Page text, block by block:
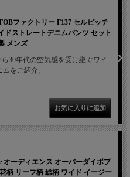
ファクトリー F137 セルビッチ
ドストレートデニムパンツ セット
メンズ
30年代の空気感を受け継ぐワイ
をご紹介。
オーディエンス オーバーダイポプ
柄 リーフ柄 総柄 ワイド イージー